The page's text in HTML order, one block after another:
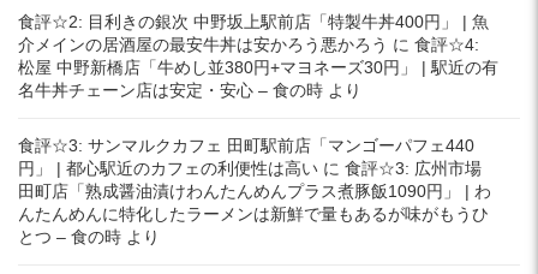
食評☆2: 目利きの銀次 中野坂上駅前店「特製牛丼400円」 | 魚
介メインの居酒屋の最安牛丼は安かろう悪かろう に 食評☆4:
松屋 中野新橋店「牛めし並380円+マヨネーズ30円」 | 駅近の有
名牛丼チェーン店は安定・安心 – 食の時 より
食評☆3: サンマルクカフェ 田町駅前店「マンゴーパフェ440
円」 | 都心駅近のカフェの利便性は高い に 食評☆3: 広州市場
田町店「熟成醤油漬けわんたんめんプラス煮豚飯1090円」 | わ
んたんめんに特化したラーメンは新鮮で量もあるが味がもうひ
とつ – 食の時 より